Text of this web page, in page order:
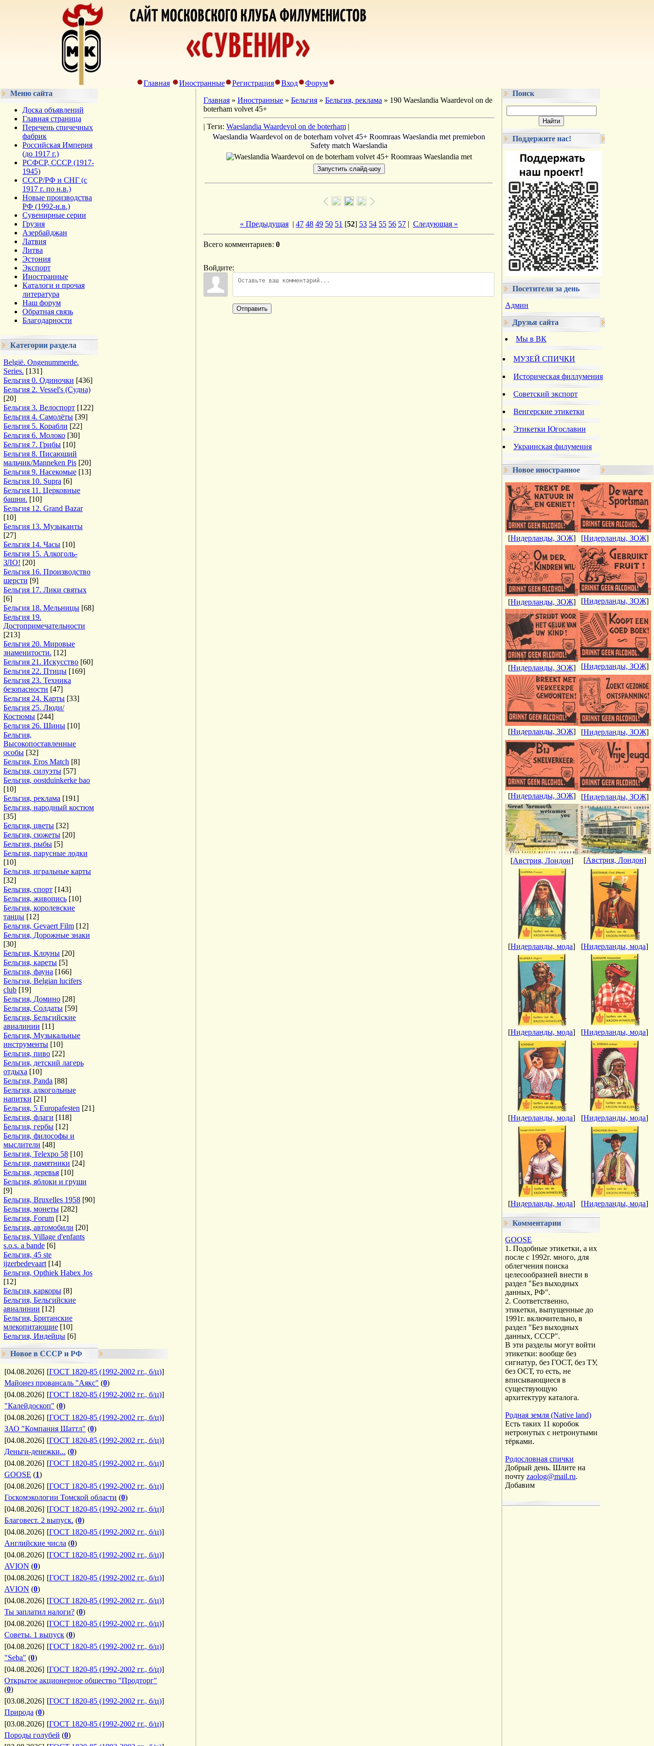
Главная Иностранные Регистрация Вход
Форум
Меню сайта
Доска объявлений
Главная страница
Перечень спичечных
фабрик
Российская Империя
(до 1917 г.)
РСФСР, СССР (1917-
1945)
СССР/РФ и СНГ (с
1917 г. по н.в.)
Новые производства
РФ (1992-н.в.)
Сувенирные серии
Грузия
Азербайджан
Латвия
Литва
Эстония
Экспорт
Иностранные
Каталоги и прочая
литература
Наш форум
Обратная связь
Благодарности
Категории раздела
België. Ongenummerde.
Series. [131]
Бельгия 0. Одиночки [436]
Бельгия 2. Vessel's (Судна)
[20]
Бельгия 3. Велоспорт [122]
Бельгия 4. Самолёты [39]
Бельгия 5. Корабли [22]
Бельгия 6. Молоко [30]
Бельгия 7. Грибы [10]
Бельгия 8. Писающий
мальчик/Manneken Pis [20]
Бельгия 9. Насекомые [13]
Бельгия 10. Supra [6]
Бельгия 11. Церковные
башни. [10]
Бельгия 12. Grand Bazar
[10]
Бельгия 13. Музыканты
[27]
Бельгия 14. Часы [10]
Бельгия 15. Алкоголь-
ЗЛО! [20]
Бельгия 16. Производство
шерсти [9]
Бельгия 17. Лики святых
[6]
Бельгия 18. Мельницы [68]
Бельгия 19.
Достопримечательности
[213]
Бельгия 20. Мировые
знаменитости. [12]
Бельгия 21. Искусство [60]
Бельгия 22. Птицы [169]
Бельгия 23. Техника
безопасности [47]
Бельгия 24. Карты [33]
Бельгия 25. Люди/
Костюмы [244]
Бельгия 26. Шины [10]
Бельгия,
Высокопоставленные
особы [32]
Бельгия, Eros Match [8]
Бельгия, силуэты [57]
Бельгия, oostduinkerke bao
[10]
Бельгия, реклама [191]
Бельгия, народный костюм
[35]
Бельгия, цветы [32]
Бельгия, сюжеты [20]
Бельгия, рыбы [5]
Бельгия, парусные лодки
[10]
Бельгия, игральные карты
[32]
Бельгия, спорт [143]
Бельгия, живопись [10]
Бельгия, королевские
танцы [12]
Бельгия, Gevaert Film [12]
Бельгия, Дорожные знаки
[30]
Бельгия, Клоуны [20]
Бельгия, кареты [5]
Бельгия, фауна [166]
Бельгия, Belgian lucifers
club [19]
Бельгия, Домино [28]
Бельгия, Солдаты [59]
Бельгия, Бельгийские
авиалинии [11]
Бельгия, Музыкальные
инструменты [10]
Бельгия, пиво [22]
Бельгия, детский лагерь
отдыха [10]
Бельгия, Panda [88]
Бельгия, алкогольные
напитки [21]
Бельгия, 5 Europafesten [21]
Бельгия, флаги [118]
Бельгия, гербы [12]
Бельгия, философы и
мыслители [48]
Бельгия, Telexpo 58 [10]
Бельгия, памятники [24]
Бельгия, деревья [10]
Бельгия, яблоки и груши
[9]
Бельгия, Bruxelles 1958 [90]
Бельгия, монеты [282]
Бельгия, Forum [12]
Бельгия, автомобили [20]
Бельгия, Village d'enfants
s.o.s. a bande [6]
Бельгия, 45 ste
ijzerbedevaart [14]
Бельгия, Opthiek Habex Jos
[12]
Бельгия, каркоры [8]
Бельгия, Бельгийские
авиалинии [12]
Бельгия, Британские
млекопитающие [10]
Бельгия, Индейцы [6]
Новое в СССР и РФ
[04.08.2026] [ГОСТ 1820-85 (1992-2002 гг., б/ц)]
Майонез провансаль "Аякс" (0)
[04.08.2026] [ГОСТ 1820-85 (1992-2002 гг., б/ц)]
"Калейдоскоп" (0)
[04.08.2026] [ГОСТ 1820-85 (1992-2002 гг., б/ц)]
ЗАО "Компания Шаттл" (0)
[04.08.2026] [ГОСТ 1820-85 (1992-2002 гг., б/ц)]
Деньги-денежки... (0)
[04.08.2026] [ГОСТ 1820-85 (1992-2002 гг., б/ц)]
GOOSE (1)
[04.08.2026] [ГОСТ 1820-85 (1992-2002 гг., б/ц)]
Госкомэкологии Томской области (0)
[04.08.2026] [ГОСТ 1820-85 (1992-2002 гг., б/ц)]
Благовест. 2 выпуск. (0)
[04.08.2026] [ГОСТ 1820-85 (1992-2002 гг., б/ц)]
Английские числа (0)
[04.08.2026] [ГОСТ 1820-85 (1992-2002 гг., б/ц)]
AVION (0)
[04.08.2026] [ГОСТ 1820-85 (1992-2002 гг., б/ц)]
AVION (0)
[04.08.2026] [ГОСТ 1820-85 (1992-2002 гг., б/ц)]
Ты заплатил налоги? (0)
[04.08.2026] [ГОСТ 1820-85 (1992-2002 гг., б/ц)]
Советы. 1 выпуск (0)
[04.08.2026] [ГОСТ 1820-85 (1992-2002 гг., б/ц)]
"Seba" (0)
[04.08.2026] [ГОСТ 1820-85 (1992-2002 гг., б/ц)]
Открытое акционерное общество "Продторг"
(0)
[03.08.2026] [ГОСТ 1820-85 (1992-2002 гг., б/ц)]
Природа (0)
[03.08.2026] [ГОСТ 1820-85 (1992-2002 гг., б/ц)]
Породы голубей (0)
Главная » Иностранные » Бельгия » Бельгия, реклама » 190 Waeslandia Waardevol on de
boterham volvet 45+
| Теги: Waeslandia Waardevol on de boterham |
Waeslandia Waardevol on de boterham volvet 45+ Roomraas Waeslandia met premiebon
Safety match Waeslandia
« Предыдущая | 47 48 49 50 51 [52] 53 54 55 56 57 | Следующая »
Всего комментариев: 0
Войдите:
Отправить
Поиск
Поддержите нас!
Посетители за день
Админ
Друзья сайта
Мы в ВК
МУЗЕЙ СПИЧКИ
Историческая филлумения
Советский экспорт
Венгерские этикетки
Этикетки Югославии
Украинская филумения
Новое иностранное
[Нидерланды, ЗОЖ] [Нидерланды, ЗОЖ]
[Нидерланды, ЗОЖ] [Нидерланды, ЗОЖ]
[Нидерланды, ЗОЖ] [Нидерланды, ЗОЖ]
[Нидерланды, ЗОЖ] [Нидерланды, ЗОЖ]
[Нидерланды, ЗОЖ] [Нидерланды, ЗОЖ]
[Австрия, Лондон] [Австрия, Лондон]
[Нидерланды, мода] [Нидерланды, мода]
[Нидерланды, мода] [Нидерланды, мода]
[Нидерланды, мода] [Нидерланды, мода]
[Нидерланды, мода] [Нидерланды, мода]
Комментарии
GOOSE
1. Подобные этикетки, а их
после с 1992г. много, для
облегчения поиска
целесообразней внести в
раздел "Без выходных
данных, РФ".
2. Соответственно,
этикетки, выпущенные до
1991г. включительно, в
раздел "Без выходных
данных, СССР".
В эти разделы могут войти
этикетки: вообще без
сигнатур, без ГОСТ, без ТУ,
без ОСТ, то есть, не
вписывающиеся в
существующую
архитектуру каталога.
Родная земля (Native land)
Есть таких 11 коробок
нетронутых с нетронутыми
тёрками.
Родословная спички
Добрый день. Шлите на
почту zaolog@mail.ru.
Добавим